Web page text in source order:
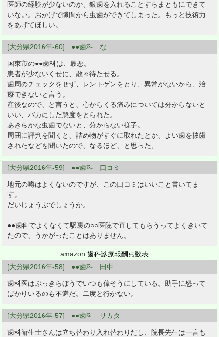
医師の経験が少ないのか、銀歯を入れることすらまともにできて
いない。おかげで隙間から虫歯ができてしまった。もっと技術力
をあげてほしい。
[大分県2016年-60] ●●歯科 な
国東市の●●歯科は、最悪。
患者が少ないくせに、散々待たせる。
歯周のチェックをせず、レントゲンをとり、異常がないから、治
療できないと言う。
産後なので、と言うと、心からくる痛みについては分からないと
いい、バカにした態度をとられた。
あきらかな虫歯でないと、分からない様子。
周囲に評判を聞くと、詰め物がすぐに取れたとか、よい歯を抜歯
されたなどを聞いたので、なるほど、と思った。
[大分県2016年-59] ●●歯科 口コミ
地元の噂はよくないのですが、この口コミはいいこと書いてま
す。
だいじょうぶでしょうか。
●●歯科でよくなくて駅裏の○○医院で直してもらうってよくきいて
たので、うかがったことはありません。
amazon 歯科診療報酬点数表
[大分県2016年-58] ●●歯科 田中
歯科医はぶっきらぼうでいつも偉そうにしている。助手に怒って
ばかりいるのも不満だ。二度と行かない。
[大分県2016年-57] ●●歯科 サカタ
歯科衛生士さんは立ち替わり入れ替わりだし、院長先生は一言も